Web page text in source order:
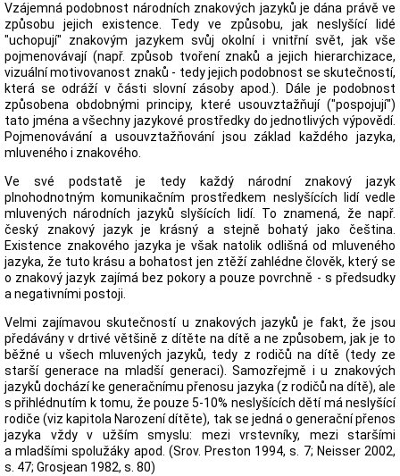
Vzájemná podobnost národních znakových jazyků je dána právě ve
způsobu jejich existence. Tedy ve způsobu, jak neslyšící lidé
"uchopují" znakovým jazykem svůj okolní i vnitřní svět, jak vše
pojmenovávají (např. způsob tvoření znaků a jejich hierarchizace,
vizuální motivovanost znaků - tedy jejich podobnost se skutečností,
která se odráží v části slovní zásoby apod.). Dále je podobnost
způsobena obdobnými principy, které usouvztažňují ("pospojují")
tato jména a všechny jazykové prostředky do jednotlivých výpovědí.
Pojmenovávání a usouvztažňování jsou základ každého jazyka,
mluveného i znakového.
Ve své podstatě je tedy každý národní znakový jazyk
plnohodnotným komunikačním prostředkem neslyšících lidí vedle
mluvených národních jazyků slyšících lidí. To znamená, že např.
český znakový jazyk je krásný a stejně bohatý jako čeština.
Existence znakového jazyka je však natolik odlišná od mluveného
jazyka, že tuto krásu a bohatost jen ztěží zahlédne člověk, který se
o znakový jazyk zajímá bez pokory a pouze povrchně - s předsudky
a negativními postoji.
Velmi zajímavou skutečností u znakových jazyků je fakt, že jsou
předávány v drtivé většině z dítěte na dítě a ne způsobem, jak je to
běžné u všech mluvených jazyků, tedy z rodičů na dítě (tedy ze
starší generace na mladší generaci). Samozřejmě i u znakových
jazyků dochází ke generačnímu přenosu jazyka (z rodičů na dítě), ale
s přihlédnutím k tomu, že pouze 5-10% neslyšících dětí má neslyšící
rodiče (viz kapitola Narození dítěte), tak se jedná o generační přenos
jazyka vždy v užším smyslu: mezi vrstevníky, mezi staršími
a mladšími spolužáky apod. (Srov. Preston 1994, s. 7; Neisser 2002,
s. 47; Grosjean 1982, s. 80)